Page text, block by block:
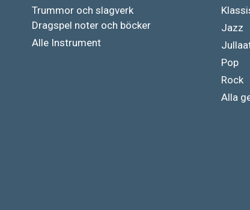
Trummor och slagverk
Dragspel noter och böcker
Alle Instrument
Jazz
Pop
Rock
Alla